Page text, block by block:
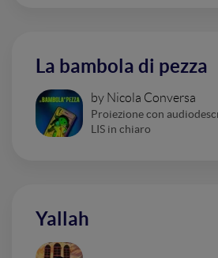
La bambola di pezza
by Nicola Conversa
Proiezione con
LIS in chiaro
Yallah